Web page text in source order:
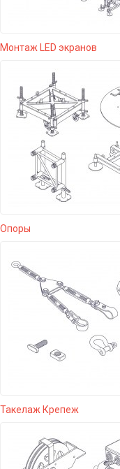
Монтаж LED экранов
Опоры
Такелаж Крепеж